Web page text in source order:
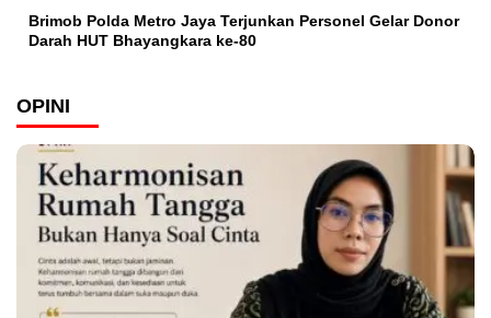
Brimob Polda Metro Jaya Terjunkan Personel Gelar Donor
Darah HUT Bhayangkara ke-80
OPINI